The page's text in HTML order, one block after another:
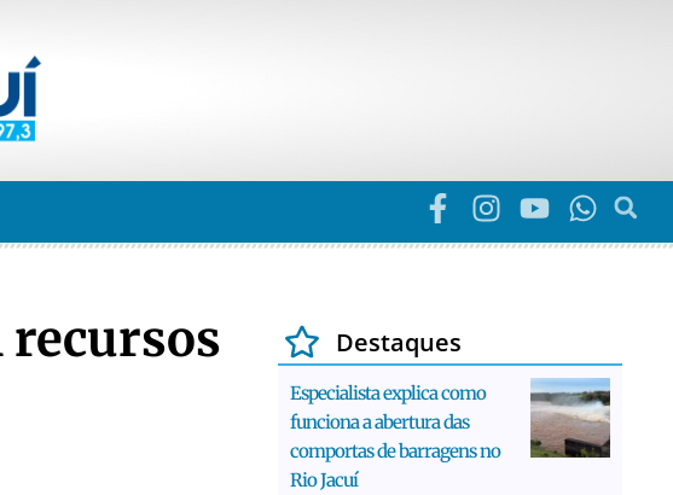
recursos
Destaques
Especialista explica como
funciona a abertura das
comportas de barragens no
Rio Jacuí